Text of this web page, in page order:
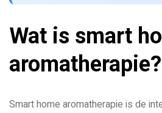
Wat is smart
aromatherapie?
Smart home aromatherapie is de